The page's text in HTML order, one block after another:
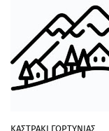
ΚΑΣΤΡΑΚΙ ΓΟΡΤΥΝΙΑΣ